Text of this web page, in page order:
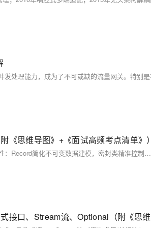
思维导图》+《面试高频考点清单》）
Java 17作为LTS版本，重磅引入密封类、模式匹配与Record类三大特性：Record简化不可变数据建模，密封类精准控制继承边界，模式匹配（instanceof+switch）提升类型安全与代码简洁性。三者协同可优雅实现代数数据类型，标志着Java迈向更安全、简洁、表达力更强的现代编程语言。